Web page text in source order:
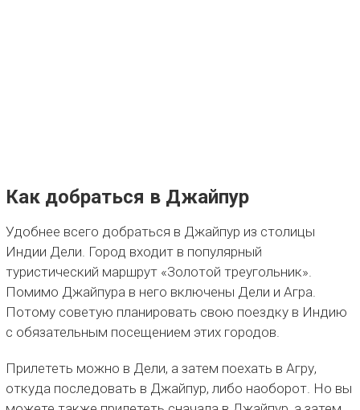
Как добраться в Джайпур
Удобнее всего добраться в Джайпур из столицы
Индии Дели. Город входит в популярный
туристический маршрут «Золотой треугольник».
Помимо Джайпура в него включены Дели и Агра.
Потому советую планировать свою поездку в Индию
с обязательным посещением этих городов.
Прилететь можно в Дели, а затем поехать в Агру,
откуда последовать в Джайпур, либо наоборот. Но вы